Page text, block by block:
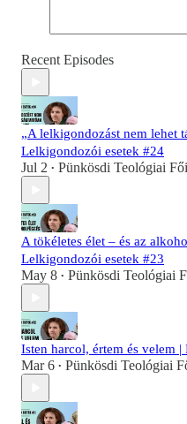
Recent Episodes
„A lelkigondozást nem lehet
Lelkigondozói esetek #24
Jul 2 • Pünkösdi Teológiai
A tökéletes élet – és az
Lelkigondozói esetek #23
May 8 • Pünkösdi Teológiai
Isten harcol, értem és velem
Mar 6 • Pünkösdi Teológiai